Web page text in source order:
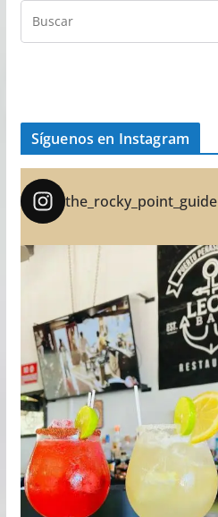
Síguenos en Instagram
the_rocky_point_guide